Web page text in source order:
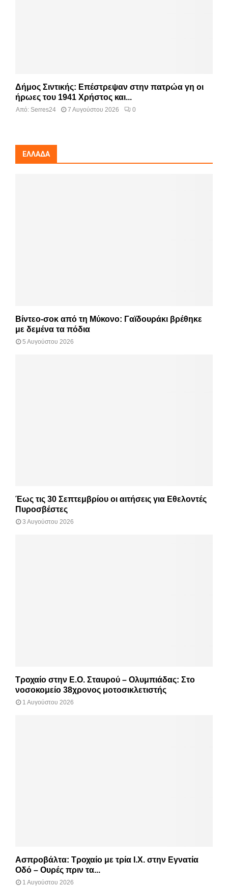
Δήμος Σιντικής: Επέστρεψαν στην πατρώα γη οι
ήρωες του 1941 Χρήστος και...
Από: Serres24 7 Αυγούστου 2026 0
ΕΛΛΆΔΑ
Βίντεο-σοκ από τη Μύκονο: Γαϊδουράκι βρέθηκε
με δεμένα τα πόδια
5 Αυγούστου 2026
Έως τις 30 Σεπτεμβρίου οι αιτήσεις για Εθελοντές
Πυροσβέστες
3 Αυγούστου 2026
Τροχαίο στην Ε.Ο. Σταυρού – Ολυμπιάδας: Στο
νοσοκομείο 38χρονος μοτοσικλετιστής
1 Αυγούστου 2026
Ασπροβάλτα: Τροχαίο με τρία Ι.Χ. στην Εγνατία
Οδό – Ουρές πριν τα...
1 Αυγούστου 2026